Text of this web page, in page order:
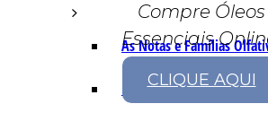
As Notas e Famílias
Marketing Olfativo
Compre Óleos
Essenciais
CLIQUE AQUI